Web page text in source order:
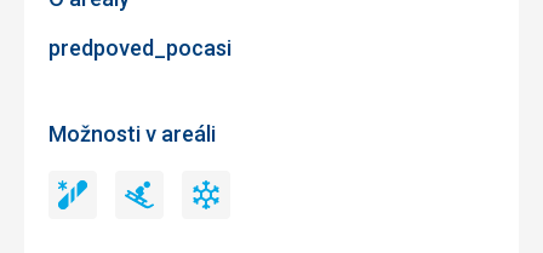
Google Translate
Jezdíme sem řadu let, vše super.
predpoved_pocasi
Možnosti v areáli
SnowparkSánkarské
Umelé